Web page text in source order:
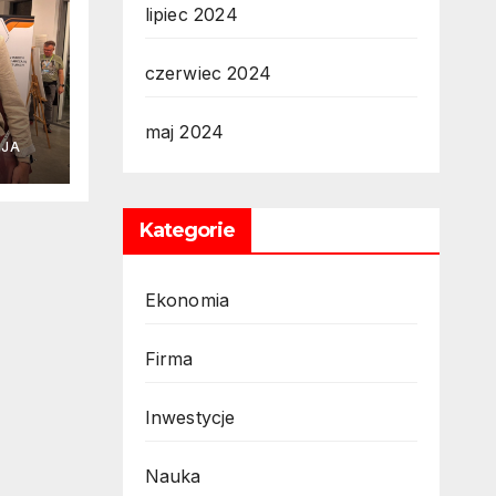
lipiec 2024
czerwiec 2024
maj 2024
Kategorie
Ekonomia
Firma
Inwestycje
Nauka